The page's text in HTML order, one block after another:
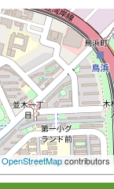
OpenStreetMapcontributors